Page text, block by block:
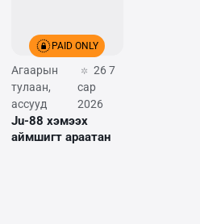
PAID ONLY
Агаарын
тулаан,
ассууд
26 7
сар
2026
Ju-88 хэмээх
аймшигт араатан